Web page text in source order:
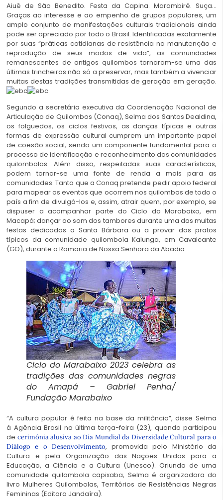
Aiuê de São Benedito. Festa da Capina. Marambiré. Suça…
Graças ao interesse e ao empenho de grupos populares, um
amplo conjunto de manifestações culturais tradicionais ainda
pode ser apreciado por todo o Brasil. Identificadas exatamente
por suas “práticas cotidianas de resistência na manutenção e
reprodução de seus modos de vida”, as comunidades
remanescentes de antigos quilombos tornaram-se uma das
últimas trincheiras não só a preservar, mas também a vivenciar
muitas destas tradições transmitidas de geração em geração.
Segundo a secretária executiva da Coordenação Nacional de
Articulação de Quilombos (Conaq), Selma dos Santos Dealdina,
os folguedos, os ciclos festivos, as danças típicas e outras
formas de expressão cultural cumprem um importante papel
de coesão social, sendo um componente fundamental para o
processo de identificação e reconhecimento das comunidades
quilombolas. Além disso, respeitadas suas características,
podem tornar-se uma fonte de renda a mais para as
comunidades. Tanto que a Conaq pretende pedir apoio federal
para mapear os eventos que ocorrem nos quilombos de todo o
país a fim de divulgá-los e, assim, atrair quem, por exemplo, se
dispuser a acompanhar parte do Ciclo do Marabaixo, em
Macapá; dançar ao som dos tambores durante uma das muitas
festas dedicadas a Santa Bárbara ou a provar dos pratos
típicos da comunidade quilombola Kalunga, em Cavalcante
(GO), durante a Romaria de Nossa Senhora da Abadia.
Ciclo do Marabaixo 2023 celebra as
tradições das comunidades negras
do Amapá – Gabriel Penha/
Fundação Marabaixo
“A cultura popular é feita na base da militância”, disse Selma
à Agência Brasil na última terça-feira (23), quando participou
de cerimônia alusiva ao Dia Mundial da Diversidade Cultural para o
Diálogo e o Desenvolvimento, promovida pelo Ministério da
Cultura e pela Organização das Nações Unidas para a
Educação, a Ciência e a Cultura (Unesco). Oriunda de uma
comunidade quilombola capixaba, Selma é organizadora do
livro Mulheres Quilombolas, Territórios de Resistências Negras
Femininas (Editora Jandaíra).